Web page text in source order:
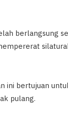
berlangsung
ini bertujuan
pulang.